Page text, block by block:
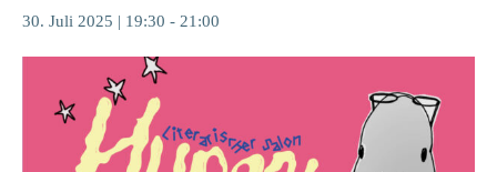
30. Juli 2025 | 19:30 - 21:00